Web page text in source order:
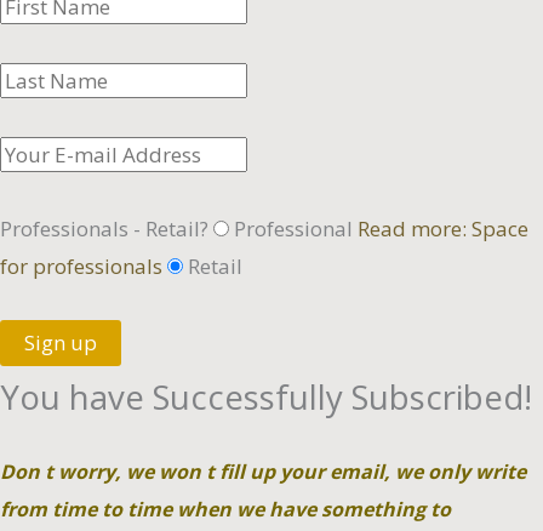
Professionals - Retail? Professional Read more: Space
for professionals
Retail
Sign up
You have Successfully Subscribed!
Don t worry, we won t fill up your email, we only write
from time to time when we have something to